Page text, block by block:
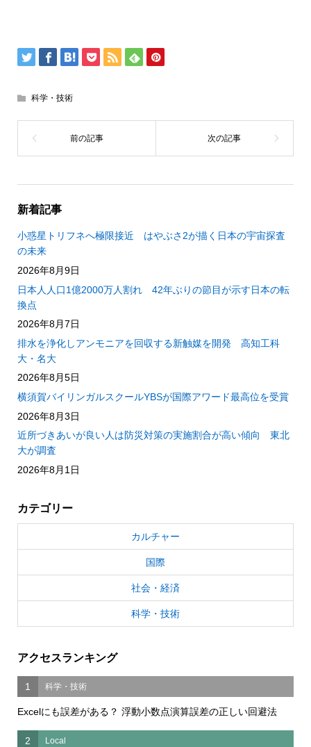
科学・技術
新着記事
小惑星トリフネへ極限接近 はやぶさ2が描く日本の宇宙探査
の未来
2026年8月9日
日本人人口1億2000万人割れ 42年ぶりの節目が示す日本の転
換点
2026年8月7日
排水を浄化しアンモニアを回収する新触媒を開発 高知工科
大・名大
2026年8月5日
横須賀バイリンガルスクールYBSが国際アワード最高位を受賞
2026年8月3日
近所づきあいが良い人は防災対策の実施割合が高い傾向 東北
大が調査
2026年8月1日
カテゴリー
カルチャー
国際
社会・経済
科学・技術
アクセスランキング
1 科学・技術
Excelにも誤差がある？ 浮動小数点演算誤差の正しい回避法
2 Local